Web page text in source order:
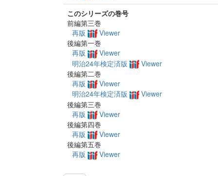
このシリーズの巻号
前編第三巻
再版
Viewer
後編第一巻
再版
Viewer
明治24年検定済版
Viewer
後編第二巻
再版
Viewer
明治24年検定済版
Viewer
後編第三巻
再版
Viewer
後編第四巻
再版
Viewer
後編第五巻
再版
Viewer